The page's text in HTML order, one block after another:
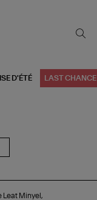
D'ÉTÉ LAST CHANCE
Leat Minyel,